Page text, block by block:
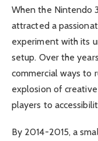
When the Nintendo
attracted a
experiment with its
setup. Over the
commercial ways to
explosion of
players to
By 2014-2015, a